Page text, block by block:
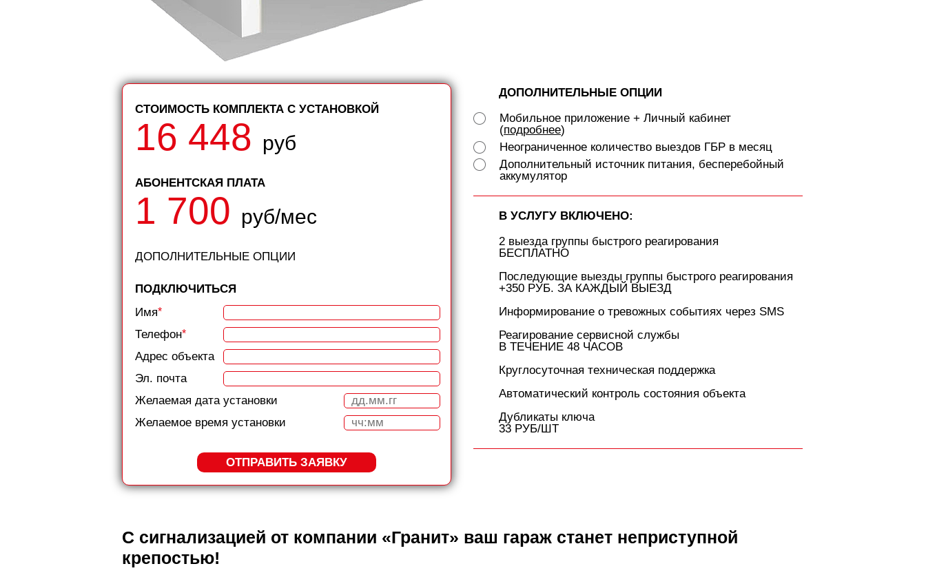
СТОИМОСТЬ КОМПЛЕКТА С УСТАНОВКОЙ
16 448 руб
АБОНЕНТСКАЯ ПЛАТА
1 700 руб/мес
ДОПОЛНИТЕЛЬНЫЕ ОПЦИИ
ПОДКЛЮЧИТЬСЯ
Имя*
Телефон*
Адрес объекта
Эл. почта
Желаемая дата установки
Желаемое время установки
ОТПРАВИТЬ ЗАЯВКУ
ДОПОЛНИТЕЛЬНЫЕ ОПЦИИ
Мобильное приложение + Личный кабинет
(подробнее)
Неограниченное количество выездов ГБР в месяц
Дополнительный источник питания, бесперебойный
аккумулятор
В УСЛУГУ ВКЛЮЧЕНО:
2 выезда группы быстрого реагирования
БЕСПЛАТНО
Последующие выезды группы быстрого реагирования
+350 РУБ. ЗА КАЖДЫЙ ВЫЕЗД
Информирование о тревожных событиях через SMS
Реагирование сервисной службы
В ТЕЧЕНИЕ 48 ЧАСОВ
Круглосуточная техническая поддержка
Автоматический контроль состояния объекта
Дубликаты ключа
33 РУБ/ШТ
С сигнализацией от компании «Гранит» ваш гараж станет неприступной
крепостью!